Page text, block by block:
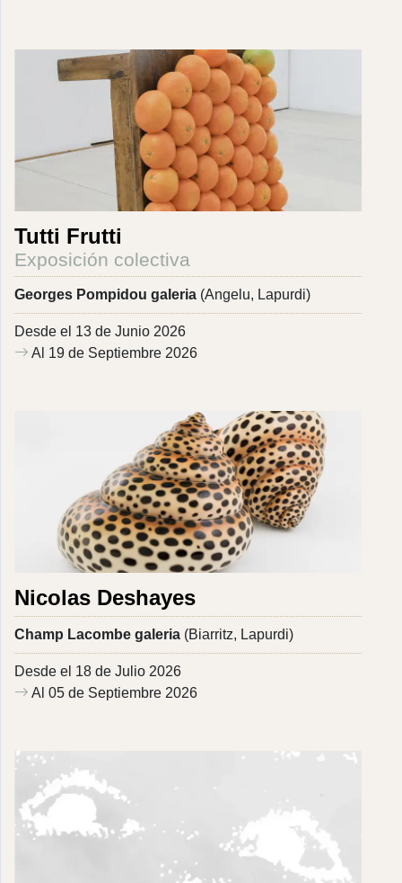
Tutti Frutti
Exposición colectiva
Georges Pompidou galeria (Angelu, Lapurdi)
Desde el 13 de Junio 2026
Al 19 de Septiembre 2026
Nicolas Deshayes
Champ Lacombe galeria (Biarritz, Lapurdi)
Desde el 18 de Julio 2026
Al 05 de Septiembre 2026